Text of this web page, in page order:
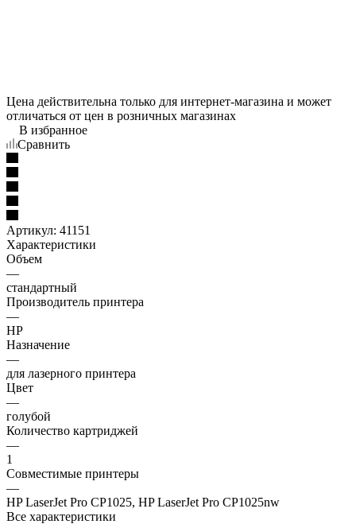
Цена действительна только для интернет-магазина и может
отличаться от цен в розничных магазинах
В избранное
Сравнить
Артикул: 41151
Характеристики
Объем
—
стандартный
Производитель принтера
—
HP
Назначение
—
для лазерного принтера
Цвет
—
голубой
Количество картриджей
—
1
Совместимые принтеры
—
HP LaserJet Pro CP1025, HP LaserJet Pro CP1025nw
Все характеристики